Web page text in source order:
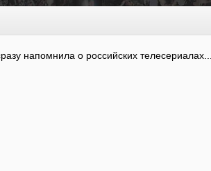
напомнила о российских